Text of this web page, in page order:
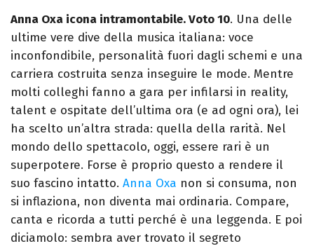
Anna Oxa icona intramontabile. Voto 10. Una delle
ultime vere dive della musica italiana: voce
inconfondibile, personalità fuori dagli schemi e una
carriera costruita senza inseguire le mode. Mentre
molti colleghi fanno a gara per infilarsi in reality,
talent e ospitate dell’ultima ora (e ad ogni ora), lei
ha scelto un’altra strada: quella della rarità. Nel
mondo dello spettacolo, oggi, essere rari è un
superpotere. Forse è proprio questo a rendere il
suo fascino intatto. Anna Oxa non si consuma, non
si inflaziona, non diventa mai ordinaria. Compare,
canta e ricorda a tutti perché è una leggenda. E poi
diciamolo: sembra aver trovato il segreto